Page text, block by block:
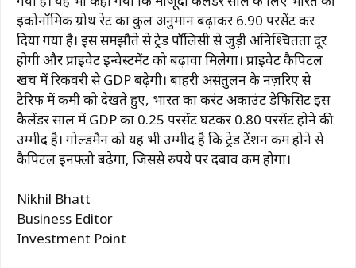
इकोनॉमिक ग्रोथ रेट का कुल अनुमान बढ़ाकर 6.90 परसेंट कर
दिया गया है। इस समझौते से ट्रेड पॉलिसी से जुड़ी अनिश्चितता दूर
होगी और प्राइवेट इन्वेस्टमेंट को बढ़ावा मिलेगा। प्राइवेट कैपिटल
खर्च में रिकवरी से GDP बढ़ेगी। बाहरी असंतुलन के नज़रिए से
टैरिफ में कमी को देखते हुए, भारत का करंट अकाउंट डेफिसिट इस
कैलेंडर साल में GDP का 0.25 परसेंट घटकर 0.80 परसेंट होने की
उम्मीद है। गोल्डमैन को यह भी उम्मीद है कि ट्रेड टेंशन कम होने से
कैपिटल इनफ्लो बढ़ेगा, जिससे रुपये पर दबाव कम होगा।
Nikhil Bhatt
Business Editor
Investment Point